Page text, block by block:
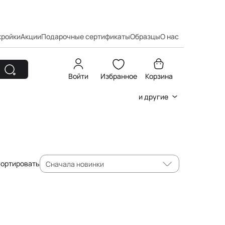
АкцииПодарочные сертификатыОбразцыО нас
Войти Избранное Корзина
и другие
Сначала новинки